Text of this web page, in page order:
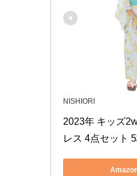
NISHIORI
2023年 キッズ
レス 4点セット